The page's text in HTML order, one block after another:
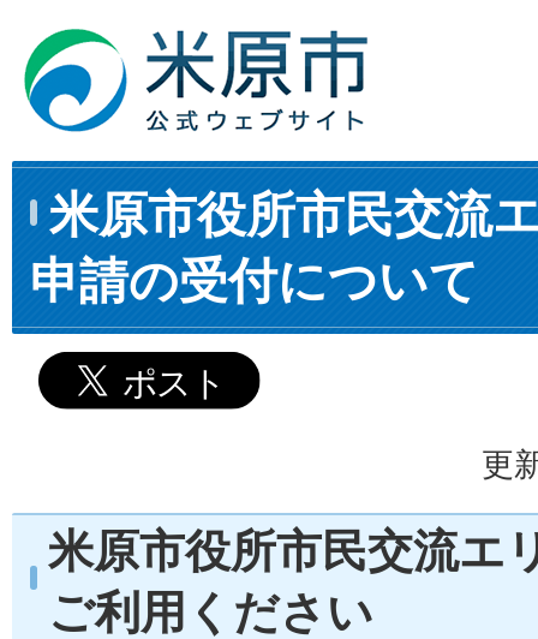
米原市役所市民交流
申請の受付について
更
米原市役所市民交流エ
ご利用ください